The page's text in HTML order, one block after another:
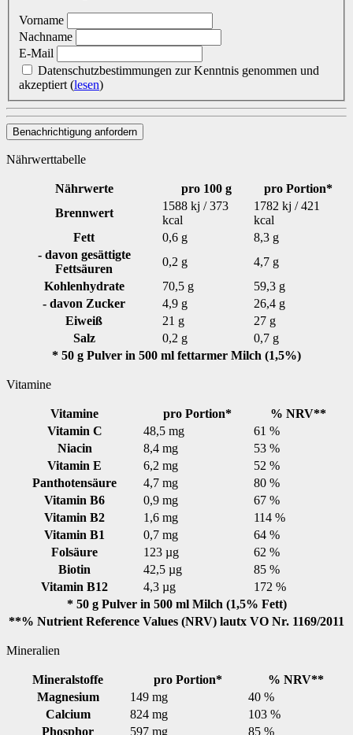
Vorname
Nachname
E-Mail
akzeptiert (lesen)
Benachrichtigung anfordern
Nährwerttabelle
Nährwerte pro 100 g
pro Portion*
Brennwert
1588 kj / 373
kcal
1782 kj / 421
kcal
Fett
0,6 g
8,3 g
- davon gesättigte
Fettsäuren
0,2 g
4,7 g
Kohlenhydrate
70,5 g
59,3 g
- davon Zucker
4,9 g
26,4 g
Eiweiß
21 g
27 g
Salz
0,2 g
0,7 g
* 50 g Pulver in 500 ml fettarmer Milch (1,5%)
Vitamine
Vitamine pro Portion*
% NRV**
Vitamin C
48,5 mg
61 %
Niacin
8,4 mg
53 %
Vitamin E
6,2 mg
52 %
Panthotensäure
4,7 mg
80 %
Vitamin B6
0,9 mg
67 %
Vitamin B2
1,6 mg
114 %
Vitamin B1
0,7 mg
64 %
Folsäure
123 µg
62 %
Biotin
42,5 µg
85 %
Vitamin B12
4,3 µg
172 %
* 50 g Pulver in 500 ml Milch (1,5% Fett)
**% Nutrient Reference Values (NRV) lautx VO Nr. 1169/2011
Mineralien
Mineralstoffe pro Portion*
% NRV**
Magnesium
149 mg
40 %
Calcium
824 mg
103 %
Phosphor
597 mg 85 %